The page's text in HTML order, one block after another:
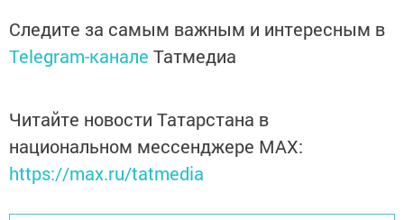
Следите за самым важным и интересным в
Telegram-канале Татмедиа
Читайте новости Татарстана в
национальном мессенджере MАХ:
https://max.ru/tatmedia